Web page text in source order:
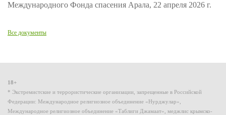
Международного Фонда спасения Арала, 22 апреля 2026 г.
Все документы
18+
* Экстремистские и террористические организации, запрещенные в Российской
Федерации: Международное религиозное объединение «Нурджулар»,
Международное религиозное объединение «Таблиги Джамаат», меджлис крымско-